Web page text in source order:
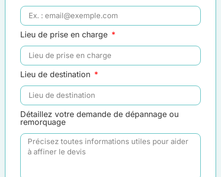
Lieu de prise en charge
Lieu de destination
Détaillez votre demande de dépannage ou
remorquage